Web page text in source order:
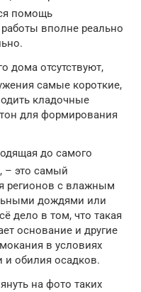
помощь
вполне реально
дома отсутствуют,
самые короткие,
кладочные
для формирования
до самого
– это самый
регионов с влажным
дождями или
дело в том, что такая
основание и другие
в условиях
обилия осадков.
на фото таких